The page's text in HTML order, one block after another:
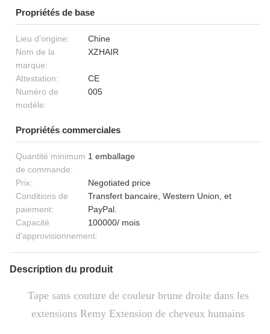
Propriétés de base
Lieu d'origine:
Chine
Nom de la
marque:
XZHAIR
Attestation:
CE
Numéro de
modèle:
005
Propriétés commerciales
Quantité minimum
de commande:
1 emballage
Prix:
Negotiated price
Conditions de
paiement:
Transfert bancaire, Western Union, et
PayPal.
Capacité
d'approvisionnement:
100000/ mois
Description du produit
Tape sans couture de couleur brune droite dans les
extensions Remy Extension de cheveux humains